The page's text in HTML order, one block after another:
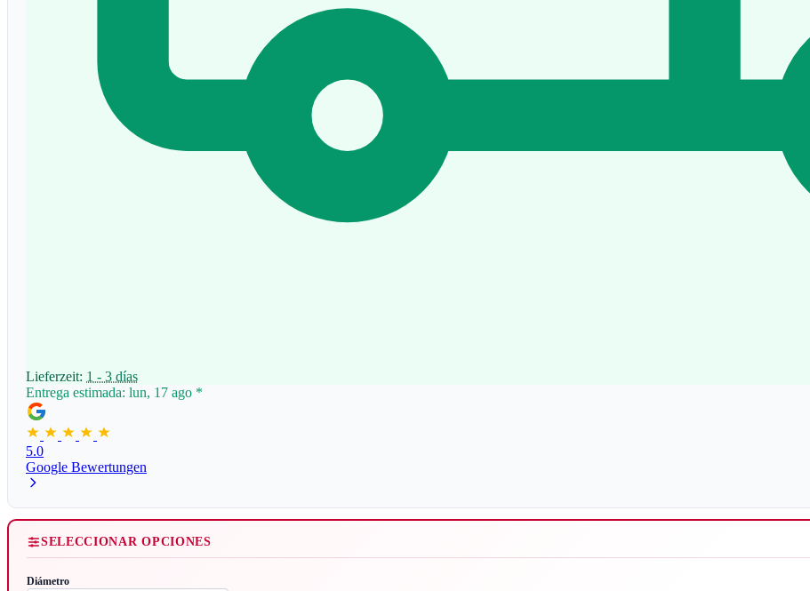
Lieferzeit: 1 - 3 días
Entrega estimada: lun, 17 ago *
5.0
Google Bewertungen
SELECCIONAR OPCIONES
Diámetro